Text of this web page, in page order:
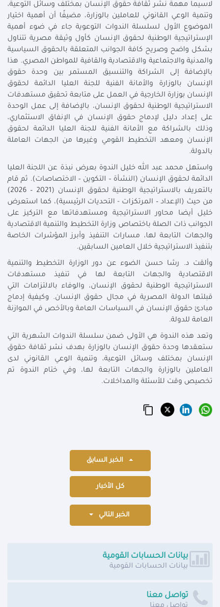
لاسيما مهمة نشر ثقافة حقوق الإنسان بمختلف وسائل التوعية،
وتنمية الوعي القانوني للعاملين بالوزارة، مضيفًا أن أهمية اختيار
الموضوع الأول لسلسلة الندوات التوعوية جاء في ضوء أهمية
الإستراتيجية الوطنية لحقوق الإنسان كأول وثيقة مصرية تتناول
بشكل واضح وصريح كافة الجوانب المتعلقة بالحقوق السياسية
والمدنية والاجتماعية والاقتصادية والقافية للمواطن المصري. هذا
بالإضافة إلى الشراكة والتنسيق المستمر بين وحدة حقوق
الإنسان بالوزارة والأمانة الفنية للجنة العليا الدائمة لحقوق
الإنسان بوزارة الخارجية في العمل على متابعة تحقيق مستهدفات
الاستراتيجية الوطنية لحقوق الإنسان، بالإضافة إلى عمل الوحدة
على إعداد دليل لإدماج حقوق الإنسان في الإنفاق الاستثماري،
وذلك بالشراكة مع الأمانة الفنية للجنة العليا الدائمة لحقوق
الإنسان ومعهد التخطيط القومي وغيرها من الجهات العاملة
بالدولة.
واستهل محمد عبد الله خليل الندوة بعرض نبذة عن اللجنة العليا
الدائمة لحقوق الإنسان (النشأة – التكوين – الاختصاصات). ثم قام
بالتعريف بالاستراتيجية الوطنية لحقوق الإنسان (2021 – 2026)
من حيث (الإعداد – المرتكزات - التحديات الرئيسية)، كما استعرض
خليل أيضا محاور الاستراتيجية ومستهدفاتها مع التركيز على
الجوانب ذات الصلة باختصاص وزارة التخطيط والتنمية الاقتصادية
والجهات التابعة لها، مسارات التنفيذ وأبرز المؤشرات الخاصة
بتنفيذ الاستراتيجية خلال العامين السابقين.
وألقت د. رشا حسن الضوء عن دور الوزارة التخطيط والتنمية
الاقتصادية والجهات التابعة لها في تنفيذ مستهدفات
الاستراتيجية الوطنية لحقوق الإنسان، والوفاء بالالتزامات التي
قبلتها الدولة المصرية في مجال حقوق الإنسان. وكيفية إدماج
مبادئ حقوق الإنسان في السياسات العامة وبالأخص في الموازنة
العامة للدولة.
وتعد هذه الندوة هي الأولى ضمن سلسلة الندوات الشهرية التي
ستعقدها وحدة حقوق الإنسان بالوزارة بهدف نشر ثقافة حقوق
الإنسان بمختلف وسائل التوعية، وتنمية الوعي القانوني لدى
العاملين بالوزارة والجهات التابعة لها، وفي ختام الندوة تم
تخصيص وقت للأسئلة والمداخلات.
الخبر السابق
كل الأخبار
الخبر التالي
بيانات الحسابات القومية
بيانات الحسابات القومية
تواصل معنا